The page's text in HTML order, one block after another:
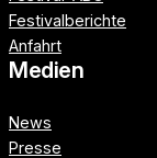
Festivalberichte
Anfahrt
Medien
News
Presse